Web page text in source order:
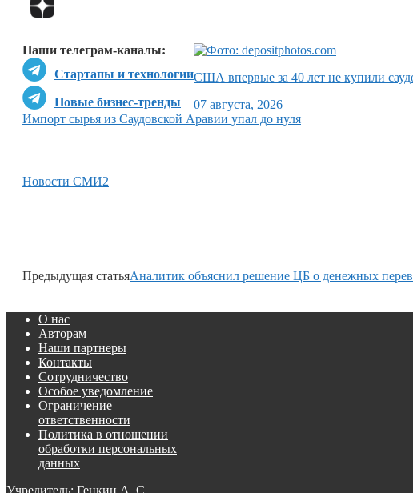
Наши телеграм-каналы:
Стартапы и технологии
Новые бизнес-тренды
США впервые за 40 лет не купили
07 августа, 2026
Импорт сырья из Саудовской Аравии упал до нуля
Новости СМИ2
Предыдущая статьяАналитик объяснил решение ЦБ о денежных
О нас
Авторам
Наши партнеры
Контакты
Сотрудничество
Особое уведомление
Ограничение
ответственности
Политика в отношении
обработки персональных
данных